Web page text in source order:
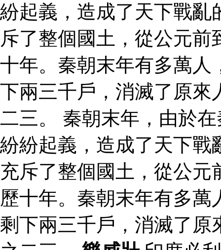
紛起義，造成了天下戰亂
斥了整個國土，從公元
十年。秦朝末年有多萬人
下兩三千戶，消滅了原來
二三。 秦朝末年，由於
紛紛起義，造成了天下戰
充斥了整個國土，從公
歷十年。秦朝末年有多
剩下兩三千戶，消滅了原